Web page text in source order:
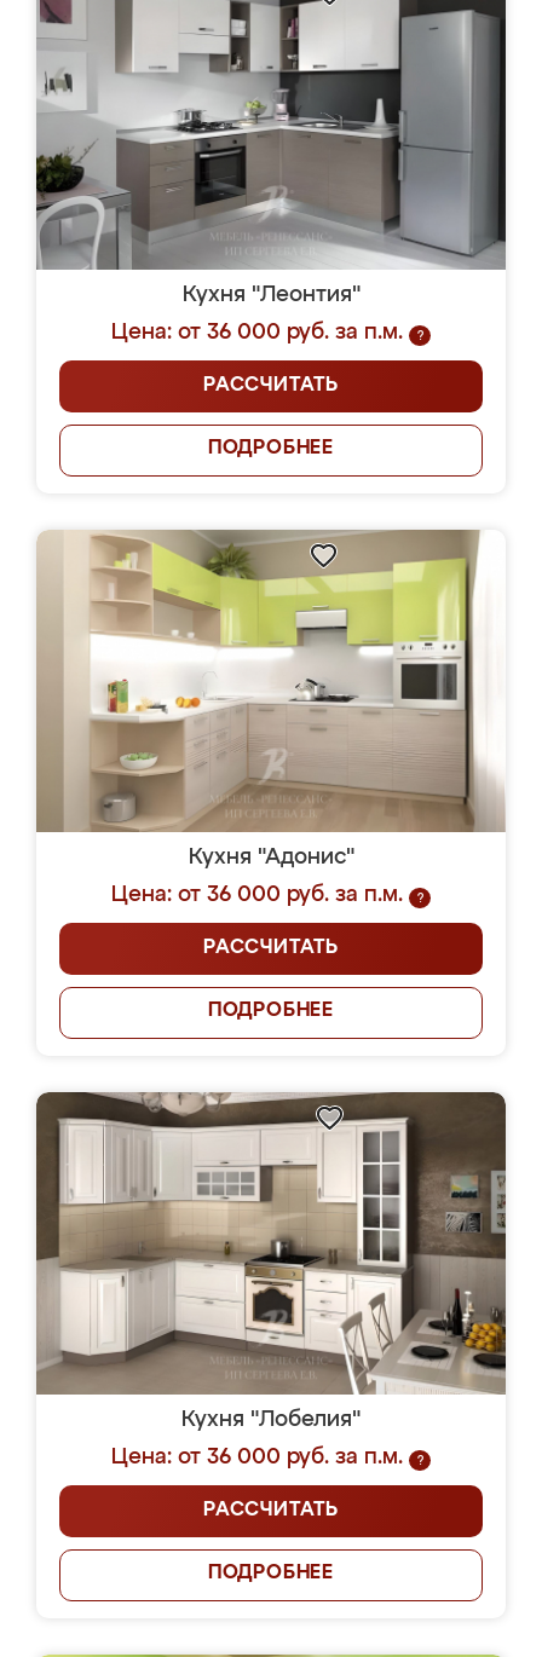
Кухня "Леонтия"
Цена: от 36 000 руб. за п.м.
?
РАССЧИТАТЬ
ПОДРОБНЕЕ
Кухня "Адонис"
Цена: от 36 000 руб. за п.м.
?
РАССЧИТАТЬ
ПОДРОБНЕЕ
Кухня "Лобелия"
Цена: от 36 000 руб. за п.м.
?
РАССЧИТАТЬ
ПОДРОБНЕЕ